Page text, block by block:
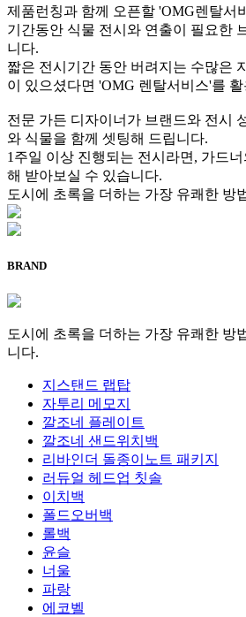
제품런칭과 함께 오픈할 'OMG렌탈서
기간동안 식물 전시와 연출이 필요한
니다.
짧은 전시기간 동안 버려지는 수많은
이 있으셨다면 'OMG 렌탈서비스'를
전문 가든 디자이너가 브랜드와 전시
와 식물을 함께 셋팅해 드립니다.
1주일 이상 진행되는 전시라면, 가드
해 받아보실 수 있습니다.
도시에 초록을 더하는 가장 유쾌한 방
BRAND
도시에 초록을 더하는 가장 유쾌한 방
니다.
지스탠드 랩탑
자투리 메모지
깔조네 플레이트
깔조네 샌드위치백
리바인더 돌종이노트 패키지
러듀얼 헤드업 칫솔
이치백
폴드오버백
롤백
윤슬
너울
파랑
에코벨